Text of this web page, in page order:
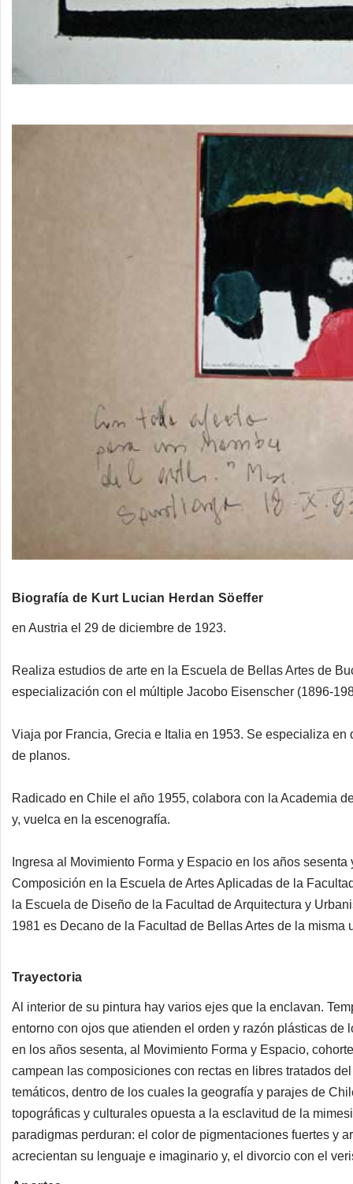
Biografía de Kurt Lucian Herdan Söeffer
en Austria el 29 de diciembre de 1923.
Realiza estudios de arte en la Escuela de Bellas Artes de
especialización con el múltiple Jacobo Eisenscher (1896-
Viaja por Francia, Grecia e Italia en 1953. Se especializa
de planos.
Radicado en Chile el año 1955, colabora con la Academia
y, vuelca en la escenografía.
Ingresa al Movimiento Forma y Espacio en los años
Composición en la Escuela de Artes Aplicadas de la
la Escuela de Diseño de la Facultad de Arquitectura y
1981 es Decano de la Facultad de Bellas Artes de la misma
Trayectoria
Al interior de su pintura hay varios ejes que la enclavan.
entorno con ojos que atienden el orden y razón plásticas
en los años sesenta, al Movimiento Forma y Espacio,
campean las composiciones con rectas en libres tratados
temáticos, dentro de los cuales la geografía y parajes de
topográficas y culturales opuesta a la esclavitud de la
paradigmas perduran: el color de pigmentaciones fuertes y
acrecientan su lenguaje e imaginario y, el divorcio con el